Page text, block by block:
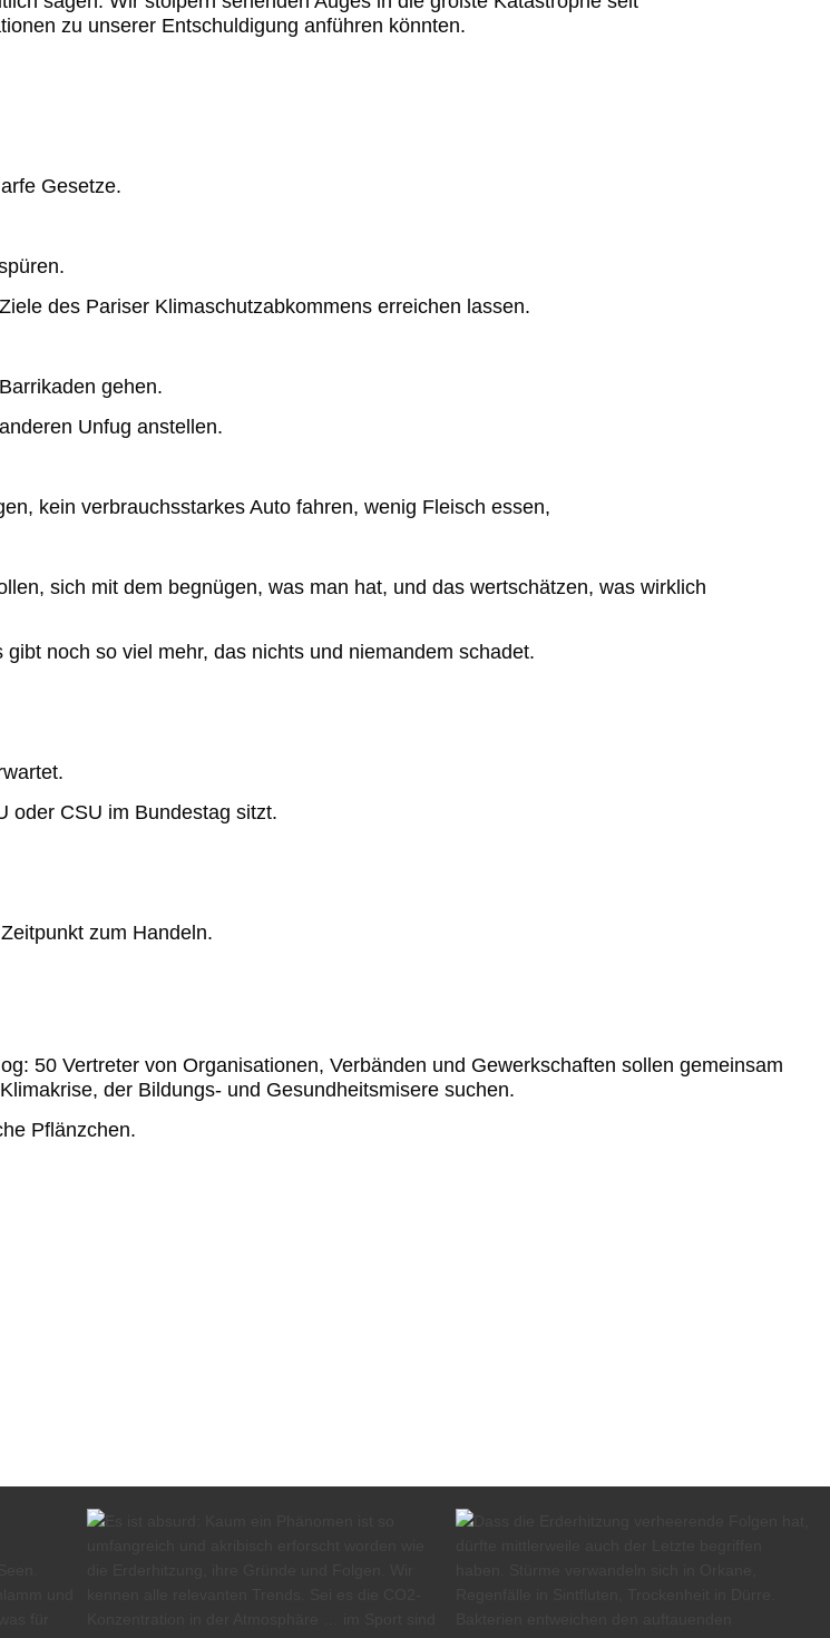
zu unserer Entschuldigung anführen könnten.
Gesetze.
des Pariser Klimaschutzabkommens erreichen lassen.
gehen.
anderen Unfug anstellen.
kein verbrauchsstarkes Auto fahren, wenig Fleisch essen,
sich mit dem begnügen, was man hat, und das wertschätzen, was wirklich
noch so viel mehr, das nichts und niemandem schadet.
oder CSU im Bundestag sitzt.
zum Handeln.
50 Vertreter von Organisationen, Verbänden und Gewerkschaften sollen gemeinsam
der Bildungs- und Gesundheitsmisere suchen.
Pflänzchen.